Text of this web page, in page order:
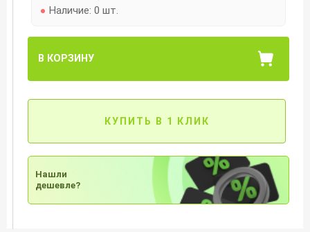
Наличие: 0 шт.
В КОРЗИНУ
КУПИТЬ В 1 КЛИК
Нашли
дешевле?